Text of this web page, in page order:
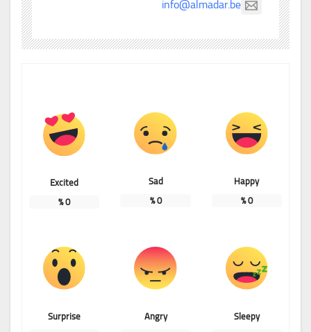
info@almadar.be
Happy
0
%
Sad
0
%
Excited
0
%
Sleepy
Angry
Surprise